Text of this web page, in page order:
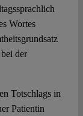
Wortes
der
Totschlags in
Patientin